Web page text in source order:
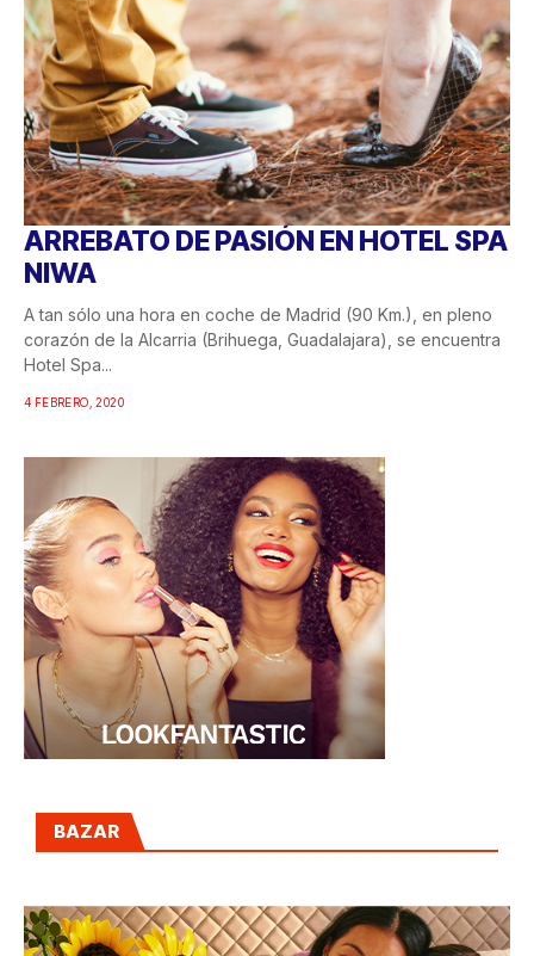
ARREBATO DE PASIÓN EN HOTEL SPA
NIWA
A tan sólo una hora en coche de Madrid (90 Km.), en pleno
corazón de la Alcarria (Brihuega, Guadalajara), se encuentra
Hotel Spa...
4 FEBRERO, 2020
BAZAR